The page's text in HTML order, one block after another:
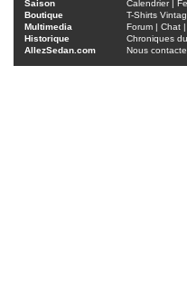
Saison Calendrier|
Boutique
T-Shirts
Multimedia
Forum | Chat |
Historique
Chroniques
AllezSedan.com
Nous